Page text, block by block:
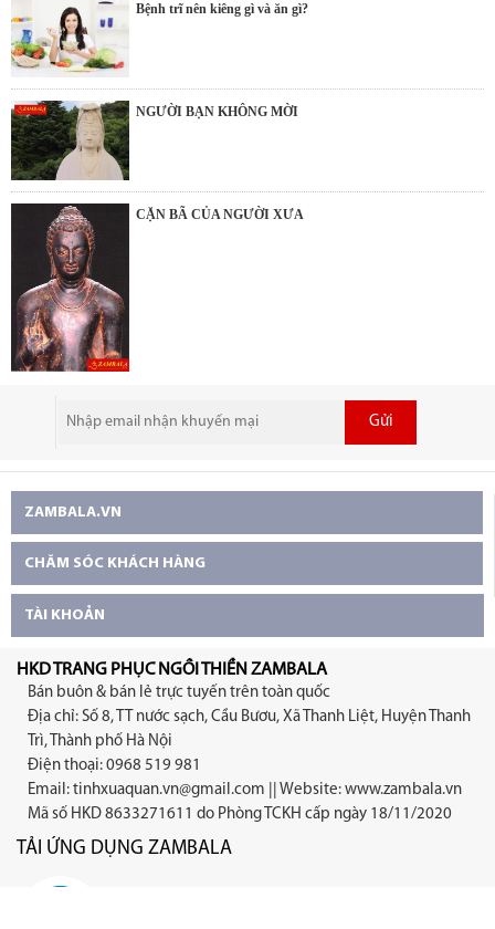
Bệnh trĩ nên kiêng gì và ăn gì?
NGƯỜI BẠN KHÔNG MỜI
CẶN BÃ CỦA NGƯỜI XƯA
Gửi
ZAMBALA.VN
CHĂM SÓC KHÁCH HÀNG
TÀI KHOẢN
HKD TRANG PHỤC NGỒI THIỀN ZAMBALA
Bán buôn & bán lẻ trực tuyến trên toàn quốc
Địa chỉ: Số 8, TT nước sạch, Cầu Bươu, Xã Thanh Liệt, Huyện Thanh
Trì, Thành phố Hà Nội
Điện thoại: 0968 519 981
Email: tinhxuaquan.vn@gmail.com || Website: www.zambala.vn
Mã số HKD 8633271611 do Phòng TCKH cấp ngày 18/11/2020
TẢI ỨNG DỤNG ZAMBALA